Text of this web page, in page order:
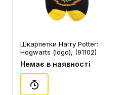
Шкарпетки Harry Potter:
Hogwarts (logo), (91102)
Немає в наявності